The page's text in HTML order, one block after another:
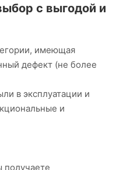
с выгодой и
имеющая
дефект (не более
в эксплуатации и
и
получаете